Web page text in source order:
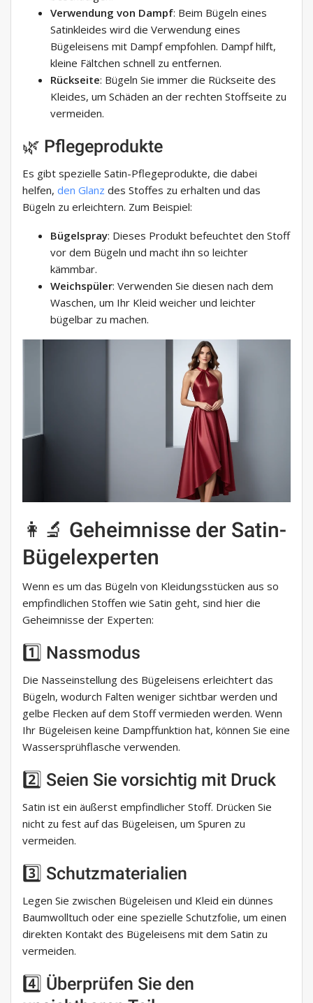
Verwendung von Dampf: Beim Bügeln eines
Satinkleides wird die Verwendung eines
Bügeleisens mit Dampf empfohlen. Dampf hilft,
kleine Fältchen schnell zu entfernen.
Rückseite: Bügeln Sie immer die Rückseite des
Kleides, um Schäden an der rechten Stoffseite zu
vermeiden.
🌿 Pflegeprodukte
Es gibt spezielle Satin-Pflegeprodukte, die dabei
helfen, den Glanz des Stoffes zu erhalten und das
Bügeln zu erleichtern. Zum Beispiel:
Bügelspray: Dieses Produkt befeuchtet den Stoff
vor dem Bügeln und macht ihn so leichter
kämmbar.
Weichspüler: Verwenden Sie diesen nach dem
Waschen, um Ihr Kleid weicher und leichter
bügelbar zu machen.
👩‍🔬 Geheimnisse der Satin-
Bügelexperten
Wenn es um das Bügeln von Kleidungsstücken aus so
empfindlichen Stoffen wie Satin geht, sind hier die
Geheimnisse der Experten:
1️⃣ Nassmodus
Die Nasseinstellung des Bügeleisens erleichtert das
Bügeln, wodurch Falten weniger sichtbar werden und
gelbe Flecken auf dem Stoff vermieden werden. Wenn
Ihr Bügeleisen keine Dampffunktion hat, können Sie eine
Wassersprühflasche verwenden.
2️⃣ Seien Sie vorsichtig mit Druck
Satin ist ein äußerst empfindlicher Stoff. Drücken Sie
nicht zu fest auf das Bügeleisen, um Spuren zu
vermeiden.
3️⃣ Schutzmaterialien
Legen Sie zwischen Bügeleisen und Kleid ein dünnes
Baumwolltuch oder eine spezielle Schutzfolie, um einen
direkten Kontakt des Bügeleisens mit dem Satin zu
vermeiden.
4️⃣ Überprüfen Sie den